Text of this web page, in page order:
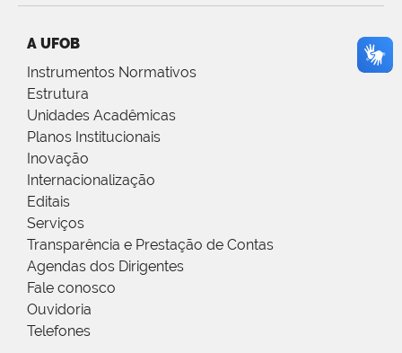
A UFOB
Instrumentos Normativos
Estrutura
Unidades Acadêmicas
Planos Institucionais
Inovação
Internacionalização
Editais
Serviços
Transparência e Prestação de Contas
Agendas dos Dirigentes
Fale conosco
Ouvidoria
Telefones